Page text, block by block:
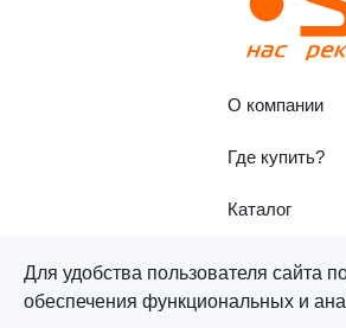
О компании
Где купить?
Каталог
Для удобства пользователя сайта
обеспечения функциональных и